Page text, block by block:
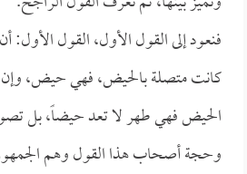
فنعود إلى القول الأول، القول الأول:
كانت متصلة بالحيض، فهي حيض، وإن
الحيض فهي طهر لا تعد حيضاً، بل
وحجة أصحاب هذا القول وهم